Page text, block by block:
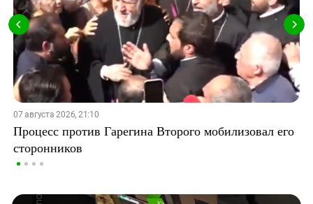
07 августа 2026, 21:10
Процесс против Гарегина Второго мобилизовал его
сторонников